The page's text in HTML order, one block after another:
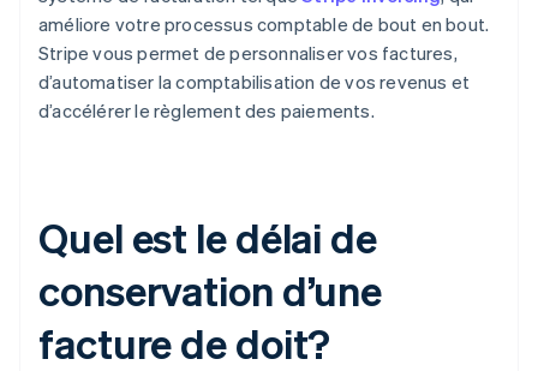
améliore votre processus comptable de bout en bout.
Stripe vous permet de personnaliser vos factures,
d’automatiser la comptabilisation de vos revenus et
d’accélérer le règlement des paiements.
Quel est le délai de
conservation d’une
facture de doit?